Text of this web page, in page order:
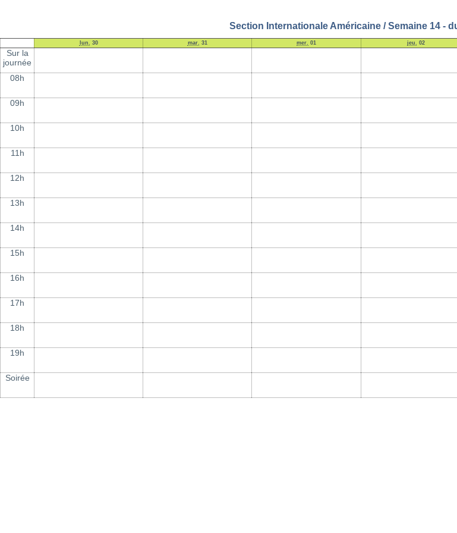
Section Internationale Américaine / Semaine 14 -
lun. 30 mar. 31 mer. 01 jeu. 02
Sur la
journée
08h
09h
10h
11h
12h
13h
14h
15h
16h
17h
18h
19h
Soirée